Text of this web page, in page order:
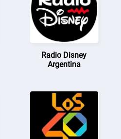
Radio Disney
Argentina